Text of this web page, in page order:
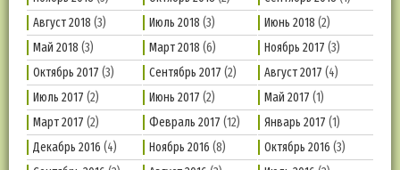
Август 2018 (3) Июль 2018 (3) Июнь 2018 (2)
Май 2018 (3) Март 2018 (6) Ноябрь 2017 (3)
Октябрь 2017 (3) Сентябрь 2017 (2) Август 2017 (4)
Июль 2017 (2) Июнь 2017 (2) Май 2017 (1)
Март 2017 (2) Февраль 2017 (12) Январь 2017 (1)
Декабрь 2016 (4) Ноябрь 2016 (8) Октябрь 2016 (3)